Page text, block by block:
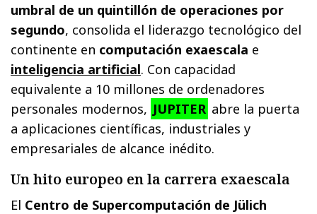
umbral de un quintillón de operaciones por
segundo, consolida el liderazgo tecnológico del
continente en computación exaescala e
inteligencia artificial. Con capacidad
equivalente a 10 millones de ordenadores
personales modernos, JUPITER abre la puerta
a aplicaciones científicas, industriales y
empresariales de alcance inédito.
Un hito europeo en la carrera exaescala
El Centro de Supercomputación de Jülich